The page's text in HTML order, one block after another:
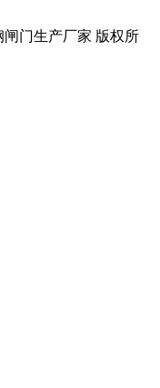
闸门生产厂家 版权所